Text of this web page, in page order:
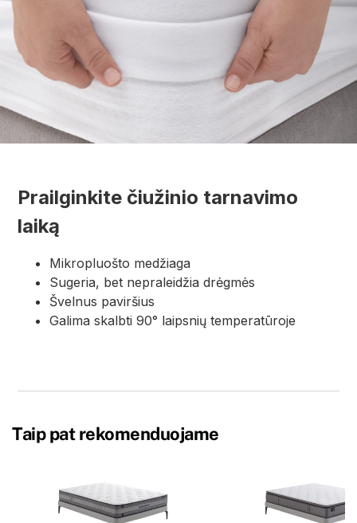
Prailginkite čiužinio tarnavimo
laiką
Mikropluošto medžiaga
Sugeria, bet nepraleidžia drėgmės
Švelnus paviršius
Galima skalbti 90° laipsnių temperatūroje
Taip pat rekomenduojame